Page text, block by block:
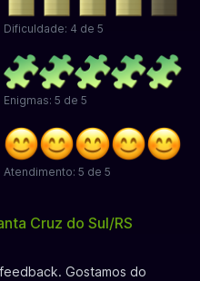
Dificuldade: 4 de 5
Enigmas: 5 de 5
Atendimento: 5 de 5
Cruz do Sul/RS
Gostamos do